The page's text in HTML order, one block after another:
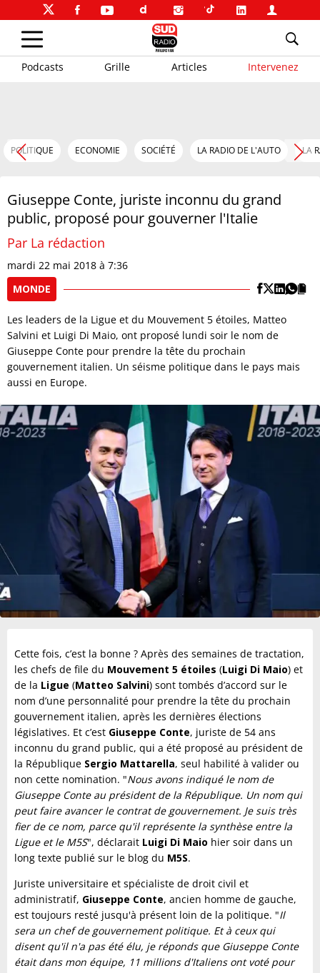
Podcasts Grille Articles Intervenez
POLITIQUE ECONOMIE SOCIÉTÉ LA RADIO DE L'AUTO LA
Giuseppe Conte, juriste inconnu du grand
public, proposé pour gouverner l'Italie
Par La rédaction
mardi 22 mai 2018 à 7:36
MONDE
Les leaders de la Ligue et du Mouvement 5 étoiles, Matteo
Salvini et Luigi Di Maio, ont proposé lundi soir le nom de
Giuseppe Conte pour prendre la tête du prochain
gouvernement italien. Un séisme politique dans le pays mais
aussi en Europe.
Cette fois, c’est la bonne ? Après des semaines de tractation,
les chefs de file du Mouvement 5 étoiles (Luigi Di Maio) et
de la Ligue (Matteo Salvini) sont tombés d’accord sur le
nom d’une personnalité pour prendre la tête du prochain
gouvernement italien, après les dernières élections
législatives. Et c’est Giuseppe Conte, juriste de 54 ans
inconnu du grand public, qui a été proposé au président de
la République Sergio Mattarella, seul habilité à valider ou
non cette nomination. "Nous avons indiqué le nom de
Giuseppe Conte au président de la République. Un nom qui
peut faire avancer le contrat de gouvernement. Je suis très
fier de ce nom, parce qu'il représente la synthèse entre la
Ligue et le M5S", déclarait Luigi Di Maio hier soir dans un
long texte publié sur le blog du M5S.
Juriste universitaire et spécialiste de droit civil et
administratif, Giuseppe Conte, ancien homme de gauche,
est toujours resté jusqu'à présent loin de la politique. "Il
sera un chef de gouvernement politique. Et à ceux qui
disent qu'il n'a pas été élu, je réponds que Giuseppe Conte
était dans mon équipe, 11 millions d'Italiens ont voté pour